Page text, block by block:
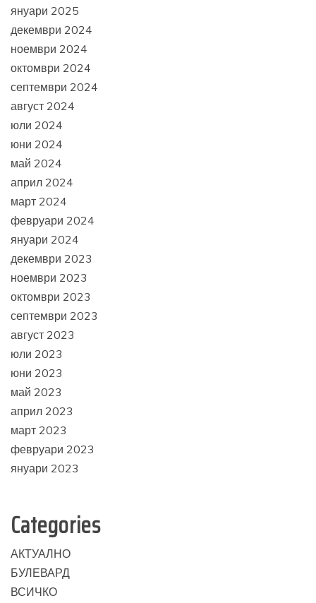
януари 2025
декември 2024
ноември 2024
октомври 2024
септември 2024
август 2024
юли 2024
юни 2024
май 2024
април 2024
март 2024
февруари 2024
януари 2024
декември 2023
ноември 2023
октомври 2023
септември 2023
август 2023
юли 2023
юни 2023
май 2023
април 2023
март 2023
февруари 2023
януари 2023
Categories
АКТУАЛНО
БУЛЕВАРД
ВСИЧКО